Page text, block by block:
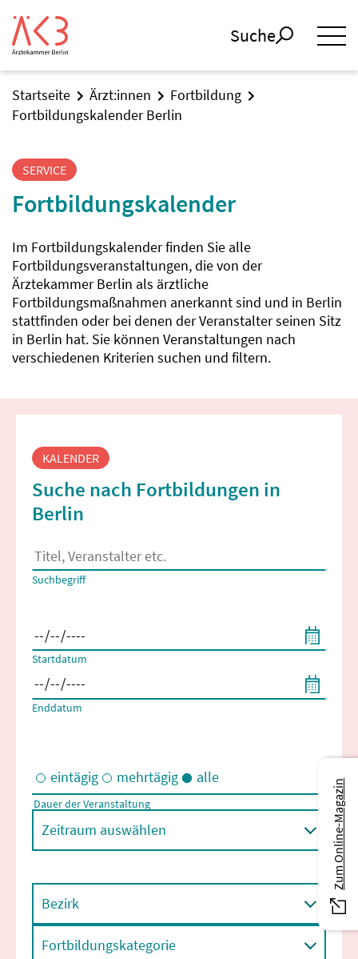
Suche
Startseite Ärzt:innen
Fortbildung
Fortbildungskalender Berlin
SERVICE
Fortbildungskalender
Im Fortbildungskalender finden Sie alle
Fortbildungsveranstaltungen, die von der
Ärztekammer Berlin als ärztliche
Fortbildungsmaßnahmen anerkannt sind und in Berlin
stattfinden oder bei denen der Veranstalter seinen Sitz
in Berlin hat. Sie können Veranstaltungen nach
verschiedenen Kriterien suchen und filtern.
Fortbildungssuche
KALENDER
Suche nach Fortbildungen in
Berlin
Es erscheinen Suchvorschläge, wenn mindestens 2 Zeichen
Suchbegriff
Startdatum
Enddatum
Eintägige und/oder mehrtägige Veranstaltungen
eintägig mehrtägig alle
Dauer der Veranstaltung
Zeitraum auswählen
Bezirk
Fortbildungskategorie
Zum Online-Magazin